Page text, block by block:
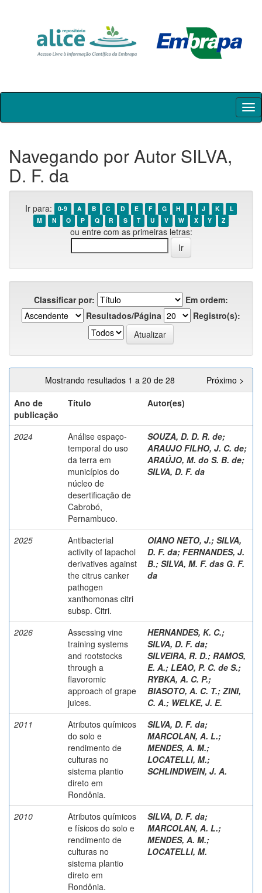
Skip
Navegando por Autor SILVA,
D. F. da
Ir para: 0-9 A B C D E F G H I J K
L
M
N O P Q R S T U V W X Y Z
ou entre com as primeiras letras:
Classificar por:
Em ordem:
Resultados/Página
Registro(s):
Mostrando resultados 1 a 20 de 28
Próximo >
Ano de
publicação
Título Autor(es)
2024
Análise espaço-
temporal do uso
da terra em
municípios do
núcleo de
desertificação de
Cabrobó,
Pernambuco.
SOUZA, D. D. R. de;
ARAUJO FILHO, J. C. de;
ARAÚJO, M. do S. B. de;
SILVA, D. F. da
2025
Antibacterial
activity of lapachol
derivatives against
the citrus canker
pathogen
xanthomonas citri
subsp. Citri.
OIANO NETO, J.; SILVA,
D. F. da; FERNANDES, J.
B.; SILVA, M. F. das G. F.
da
2026
Assessing vine
training systems
and rootstocks
through a
flavoromic
approach of grape
juices.
HERNANDES, K. C.;
SILVA, D. F. da;
SILVEIRA, R. D.; RAMOS,
E. A.; LEAO, P. C. de S.;
RYBKA, A. C. P.;
BIASOTO, A. C. T.; ZINI,
C. A.; WELKE, J. E.
2011
Atributos químicos
do solo e
rendimento de
culturas no
sistema plantio
direto em
Rondônia.
SILVA, D. F. da;
MARCOLAN, A. L.;
MENDES, A. M.;
LOCATELLI, M.;
SCHLINDWEIN, J. A.
2010
Atributos químicos
e físicos do solo e
rendimento de
culturas no
sistema plantio
direto em
Rondônia.
SILVA, D. F. da;
MARCOLAN, A. L.;
MENDES, A. M.;
LOCATELLI, M.